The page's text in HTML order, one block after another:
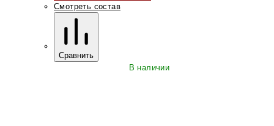
Смотреть состав
Сравнить
В наличии